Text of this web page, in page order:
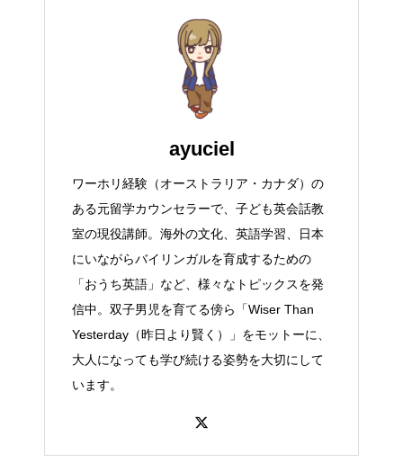
ayuciel
ワーホリ経験（オーストラリア・カナダ）の
ある元留学カウンセラーで、子ども英会話教
室の現役講師。海外の文化、英語学習、日本
にいながらバイリンガルを育成するための
「おうち英語」など、様々なトピックスを発
信中。双子男児を育てる傍ら「Wiser Than
Yesterday（昨日より賢く）」をモットーに、
大人になっても学び続ける姿勢を大切にして
います。